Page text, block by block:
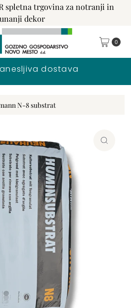
spletna trgovina za notranji in
dekor
0
dostava
N-8 substrat